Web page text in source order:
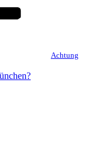
Achtung